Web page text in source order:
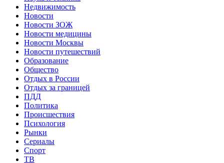
Недвижимость
Новости
Новости ЗОЖ
Новости медицины
Новости Москвы
Новости путешествий
Образование
Общество
Отдых в России
Отдых за границей
ПДД
Политика
Происшествия
Психология
Рынки
Сериалы
Спорт
ТВ